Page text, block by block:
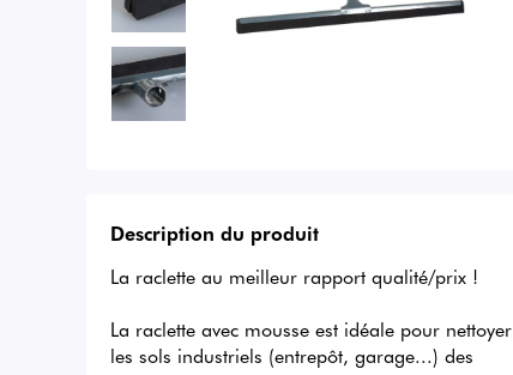
Description du produit
La raclette au meilleur rapport qualité/prix !
La raclette avec mousse est idéale pour nettoyer
les sols industriels (entrepôt, garage...) des